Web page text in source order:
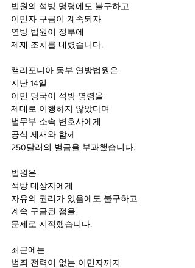
법원의 석방 명령에도 불구하고
이민자 구금이 계속되자
연방 법원이 정부에
제재 조치를 내렸습니다.
캘리포니아 동부 연방법원은
지난 14일
이민 당국이 석방 명령을
제대로 이행하지 않았다며
법무부 소속 변호사에게
공식 제재와 함께
250달러의 벌금을 부과했습니다.
법원은
석방 대상자에게
자유의 권리가 있음에도 불구하고
계속 구금된 점을
문제로 지적했습니다.
최근에는
범죄 전력이 없는 이민자까지